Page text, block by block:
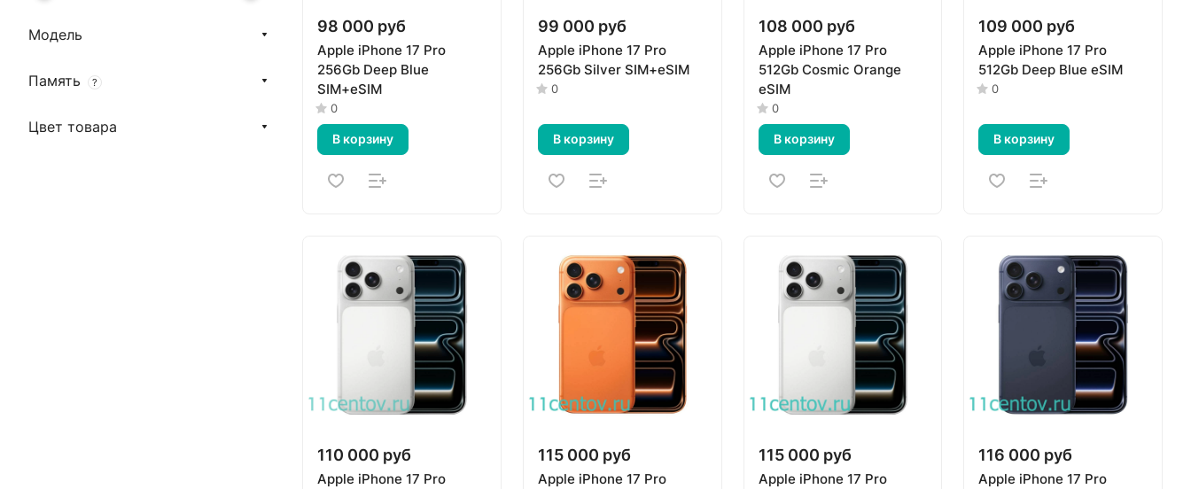
98 000 руб
Apple iPhone 17 Pro
256Gb Deep Blue
SIM+eSIM
0
В корзину
99 000 руб
Apple iPhone 17 Pro
256Gb Silver SIM+eSIM
0
В корзину
108 000 руб
Apple iPhone 17 Pro
512Gb Cosmic Orange
eSIM
0
В корзину
109 000 руб
Apple iPhone 17 Pro
512Gb Deep Blue eSIM
0
В корзину
110 000 руб
Apple iPhone 17 Pro
115 000 руб
Apple iPhone 17 Pro
115 000 руб
Apple iPhone 17 Pro
116 000 руб
Apple iPhone 17 Pro
Модель
Память ?
Цвет товара